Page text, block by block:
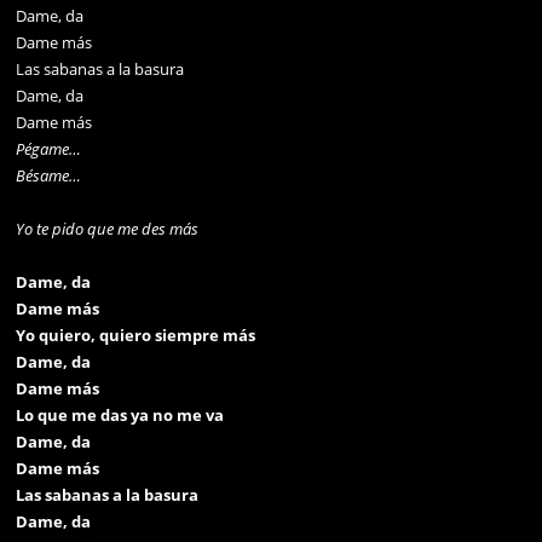
Dame, da
Dame más
Las sabanas a la basura
Dame, da
Dame más
Pégame…
Bésame…
Yo te pido que me des más
Dame, da
Dame más
Yo quiero, quiero siempre más
Dame, da
Dame más
Lo que me das ya no me va
Dame, da
Dame más
Las sabanas a la basura
Dame, da